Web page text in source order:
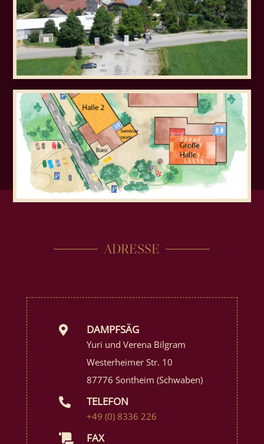
ADRESSE
 DAMPFSÄG
Yuri und Verena Bilgram
Westerheimer Str. 10
87776 Sontheim (Schwaben)
 TELEFON
+49 (0) 8336 226
 FAX